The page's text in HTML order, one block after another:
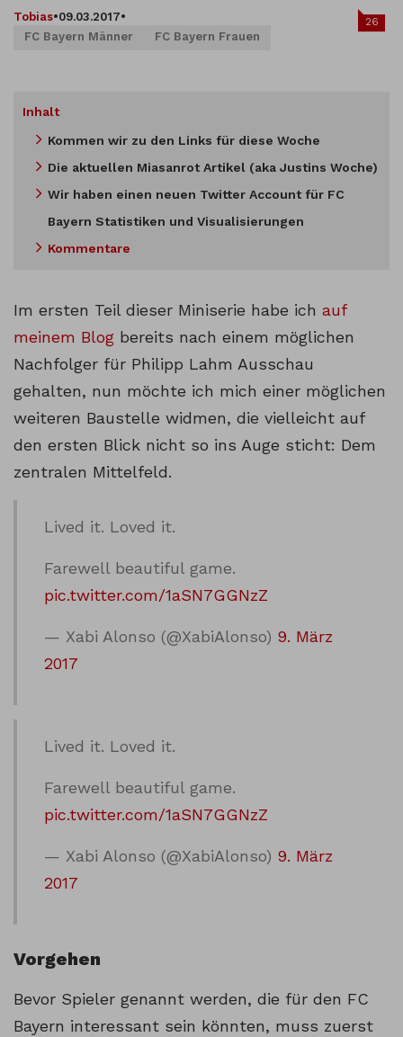
Tobias•09.03.2017•
FC Bayern Männer
FC Bayern Frauen
26
Inhalt
Kommen wir zu den Links für diese Woche
Die aktuellen Miasanrot Artikel (aka Justins Woche)
Wir haben einen neuen Twitter Account für FC
Bayern Statistiken und Visualisierungen
Kommentare
Im ersten Teil dieser Miniserie habe ich auf
meinem Blog bereits nach einem möglichen
Nachfolger für Philipp Lahm Ausschau
gehalten, nun möchte ich mich einer möglichen
weiteren Baustelle widmen, die vielleicht auf
den ersten Blick nicht so ins Auge sticht: Dem
zentralen Mittelfeld.
Lived it. Loved it.
Farewell beautiful game.
pic.twitter.com/1aSN7GGNzZ
— Xabi Alonso (@XabiAlonso) 9. März
2017
Lived it. Loved it.
Farewell beautiful game.
pic.twitter.com/1aSN7GGNzZ
— Xabi Alonso (@XabiAlonso) 9. März
2017
Vorgehen
Bevor Spieler genannt werden, die für den FC
Bayern interessant sein könnten, muss zuerst